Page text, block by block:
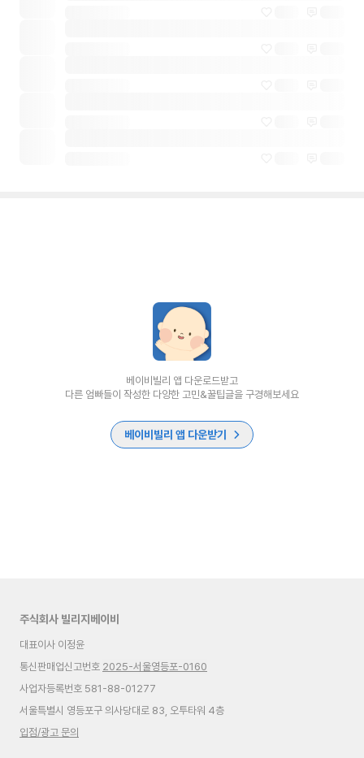
베이비빌리 앱 다운로드받고
다른 엄빠들이 작성한 다양한 고민&꿀팁글을 구경해보세요
베이비빌리 앱 다운받기
주식회사 빌리지베이비
대표이사 이정윤
통신판매업신고번호 2025-서울영등포-0160
사업자등록번호 581-88-01277
서울특별시 영등포구 의사당대로 83, 오투타워 4층
입점/광고 문의